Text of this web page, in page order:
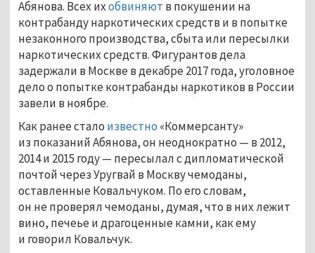
Абянова. Всех ихобвиняют в покушении на
контрабанду наркотических средств и в попытке
незаконного производства, сбыта или пересылки
наркотических средств. Фигурантов дела
задержали в Москве в декабре 2017 года, уголовное
дело о попытке контрабанды наркотиков в России
завели в ноябре.
Как ранее стало известно «Коммерсанту»
из показаний Абянова, он неоднократно — в 2012,
2014 и 2015 году — пересылал с дипломатической
почтой через Уругвай в Москву чемоданы,
оставленные Ковальчуком. По его словам,
он не проверял чемоданы, думая, что в них лежит
вино, печеье и драгоценные камни, как ему
и говорил Ковальчук.